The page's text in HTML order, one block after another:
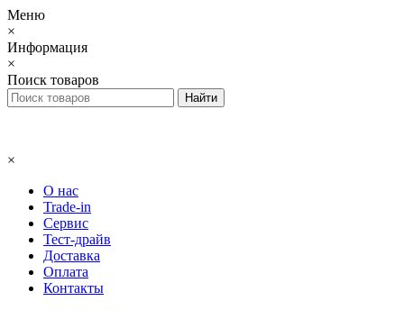
Меню
×
Информация
×
Поиск товаров
×
О нас
Trade-in
Сервис
Тест-драйв
Доставка
Оплата
Контакты